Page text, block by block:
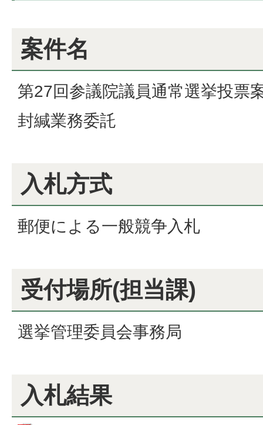
案件名
第27回参議院議員通常選挙投票
封緘業務委託
入札方式
郵便による一般競争入札
受付場所(担当課)
選挙管理委員会事務局
入札結果